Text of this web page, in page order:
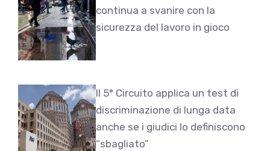
continua a svanire con la
sicurezza del lavoro in gioco
Il 5° Circuito applica un test di
discriminazione di lunga data
anche se i giudici lo definiscono
“sbagliato”